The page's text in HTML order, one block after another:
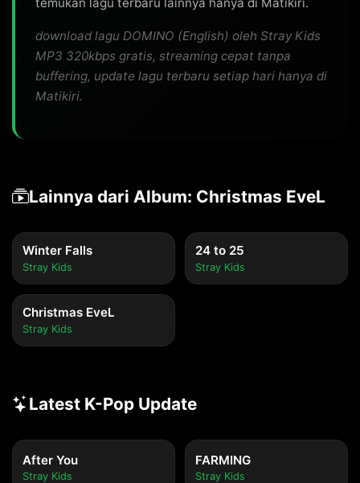
download lagu DOMINO (English) oleh Stray Kids
MP3 320kbps gratis, streaming cepat tanpa
buffering, update lagu terbaru setiap hari hanya di
Matikiri.
Lainnya dari Album: Christmas EveL
Winter Falls
Stray Kids
24 to 25
Stray Kids
Christmas EveL
Stray Kids
Latest K-Pop Update
After You
Stray Kids
FARMING
Stray Kids